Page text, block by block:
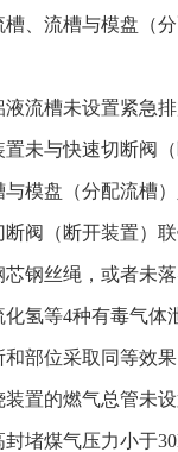
槽、流槽与模盘
液流槽未设置紧
未与快速切断阀
模盘（分配流
阀（断开装置）联
钢丝绳，或者未
氢等4种有毒气
部位采取同等效果
置的燃气总管未
堵煤气压力小于